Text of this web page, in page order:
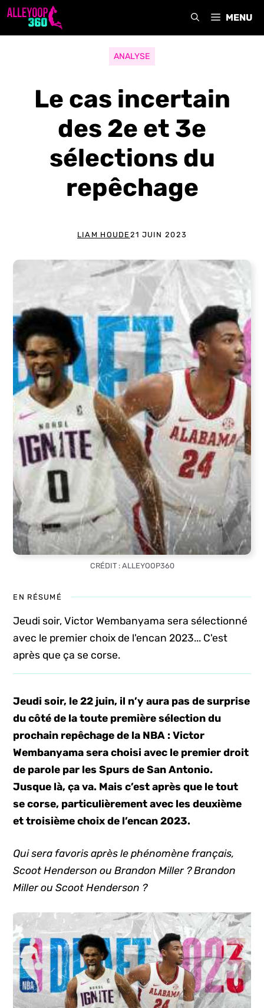
Aller
MENU
ANALYSE
Le cas incertain
des 2e et 3e
sélections du
repêchage
LIAM HOUDE 21 JUIN 2023
CRÉDIT : ALLEYOOP360
EN RÉSUMÉ
Jeudi soir, Victor Wembanyama sera sélectionné
avec le premier choix de l'encan 2023... C'est
après que ça se corse.
Jeudi soir, le 22 juin, il n’y aura pas de surprise
du côté de la toute première sélection du
prochain repêchage de la NBA : Victor
Wembanyama sera choisi avec le premier droit
de parole par les Spurs de San Antonio.
Jusque là, ça va. Mais c’est après que le tout
se corse, particulièrement avec les deuxième
et troisième choix de l’encan 2023.
Qui sera favoris après le phénomène français,
Scoot Henderson ou Brandon Miller ? Brandon
Miller ou Scoot Henderson ?